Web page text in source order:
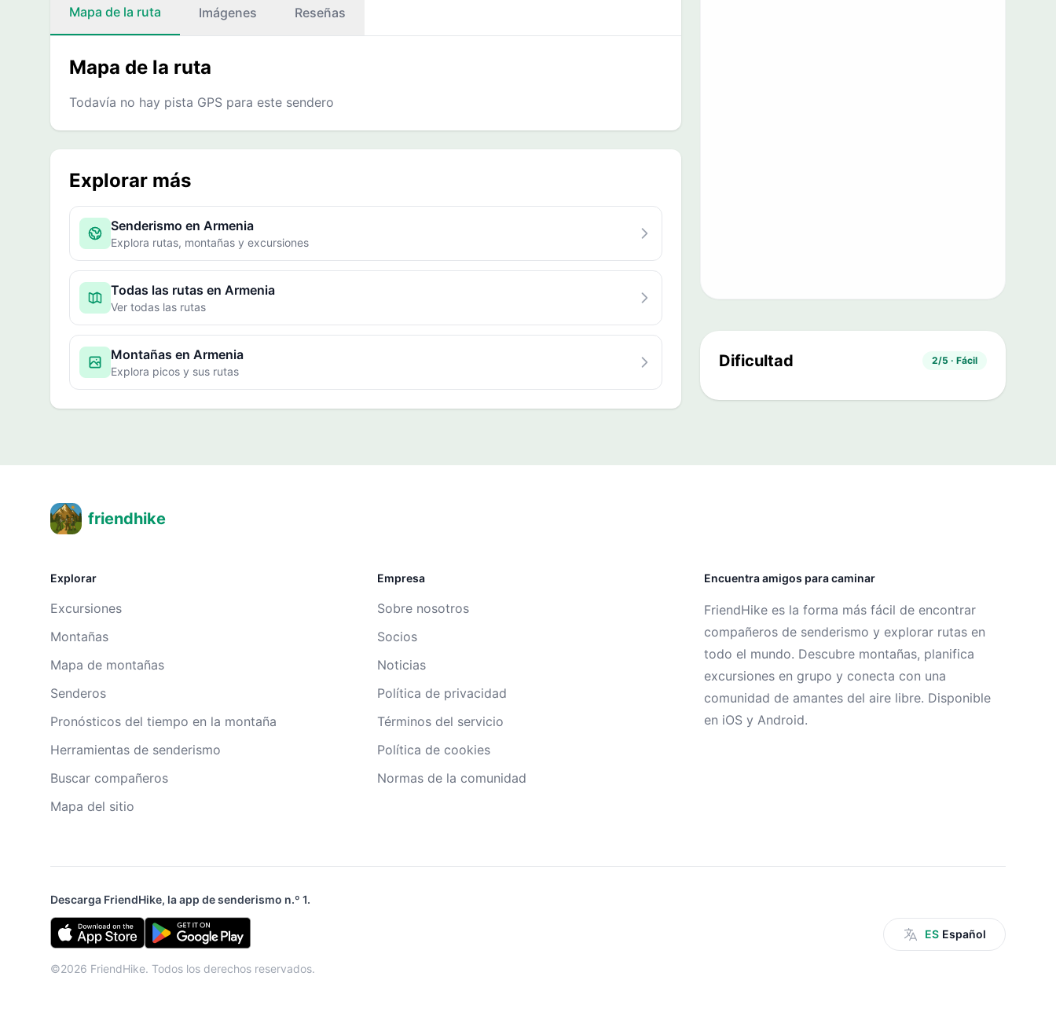
Mapa de la ruta Imágenes Reseñas
Mapa de la ruta
Todavía no hay pista GPS para este sendero
Explorar más
Senderismo en Armenia
Explora rutas, montañas y excursiones
Todas las rutas en Armenia
Ver todas las rutas
Montañas en Armenia
Explora picos y sus rutas
Dificultad 2/5 · Fácil
friendhike
Explorar
Excursiones
Montañas
Mapa de montañas
Senderos
Pronósticos del tiempo en la montaña
Herramientas de senderismo
Buscar compañeros
Mapa del sitio
Empresa
Sobre nosotros
Socios
Noticias
Política de privacidad
Términos del servicio
Política de cookies
Normas de la comunidad
Encuentra amigos para caminar
FriendHike es la forma más fácil de encontrar
compañeros de senderismo y explorar rutas en
todo el mundo. Descubre montañas, planifica
excursiones en grupo y conecta con una
comunidad de amantes del aire libre. Disponible
en iOS y Android.
Descarga FriendHike, la app de senderismo n.º 1.
©2026 FriendHike. Todos los derechos reservados.
ES Español